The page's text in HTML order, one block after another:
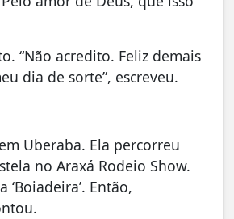
“Não acredito. Feliz demais
dia de sorte”, escreveu.
Uberaba. Ela percorreu
no Araxá Rodeio Show.
Então,